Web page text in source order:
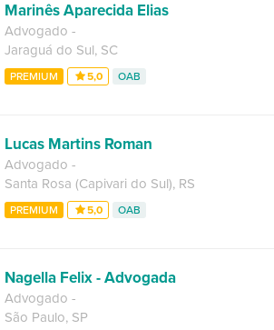
Marinês Aparecida Elias
Advogado -
Jaraguá do Sul, SC
PREMIUM 5,0 OAB
Lucas Martins Roman
Advogado -
Santa Rosa (Capivari do Sul), RS
PREMIUM 5,0 OAB
Nagella Felix - Advogada
Advogado -
São Paulo, SP